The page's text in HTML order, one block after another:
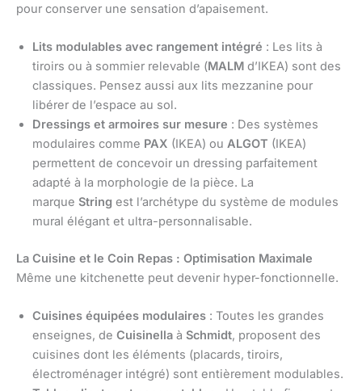
pour conserver une sensation d’apaisement.
Lits modulables avec rangement intégré : Les lits à
tiroirs ou à sommier relevable (MALM d’IKEA) sont des
classiques. Pensez aussi aux lits mezzanine pour
libérer de l’espace au sol.
Dressings et armoires sur mesure : Des systèmes
modulaires comme PAX (IKEA) ou ALGOT (IKEA)
permettent de concevoir un dressing parfaitement
adapté à la morphologie de la pièce. La
marque String est l’archétype du système de modules
mural élégant et ultra-personnalisable.
La Cuisine et le Coin Repas : Optimisation Maximale
Même une kitchenette peut devenir hyper-fonctionnelle.
Cuisines équipées modulaires : Toutes les grandes
enseignes, de Cuisinella à Schmidt, proposent des
cuisines dont les éléments (placards, tiroirs,
électroménager intégré) sont entièrement modulables.